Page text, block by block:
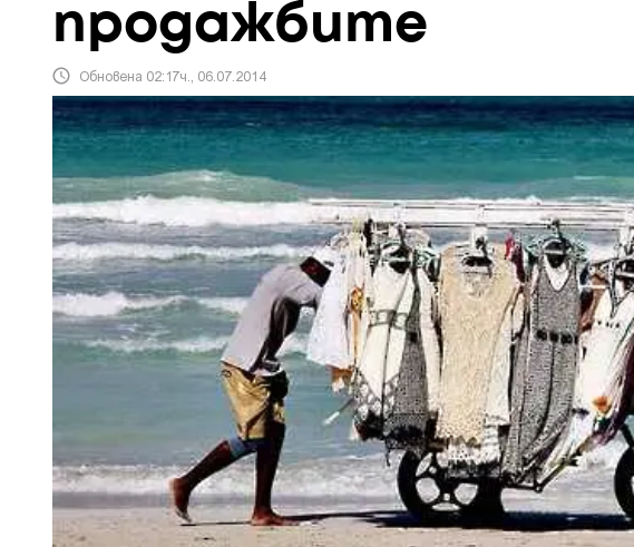
продажбите
Обновена 02:17ч., 06.07.2014